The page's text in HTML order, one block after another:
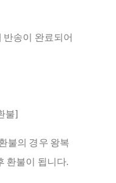
반송이 완료되어
불]
불의 경우 왕복
환불이 됩니다.